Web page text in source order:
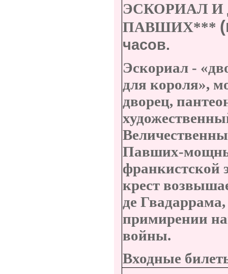
ЭСКОРИАЛ
ПАВШИХ***
часов.
Эскориал -
для короля»,
дворец,
Павших-
франкистской
крест
де
примирении
войны.
Входные